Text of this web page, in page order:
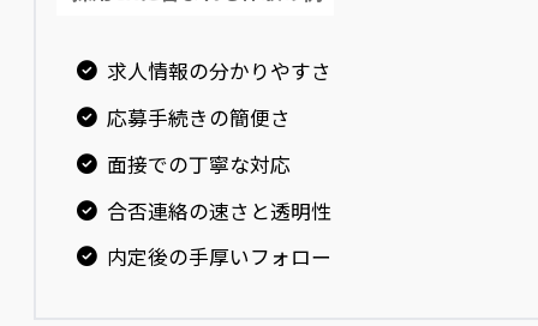
求人情報の分かりやすさ
応募手続きの簡便さ
面接での丁寧な対応
合否連絡の速さと透明性
内定後の手厚いフォロー